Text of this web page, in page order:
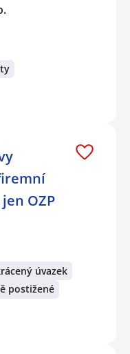
OZP
úvazek
postižené